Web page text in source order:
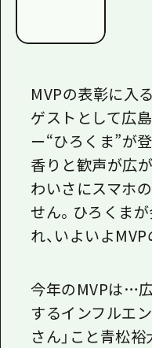
MVPの表彰に入
ゲストとして広
ー“ひろくま”が
香りと歓声が広
わいさにスマホ
せん。ひろくま
れ、いよいよMVP
今年のMVPは…
するインフルエ
さん」こと青松